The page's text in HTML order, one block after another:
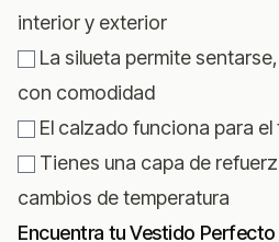
interior y exterior
La silueta permite
con comodidad
El calzado funciona para
Tienes una capa de
cambios de temperatura
Encuentra tu Vestido Perfecto